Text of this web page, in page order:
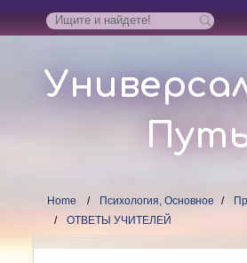
Home Психология, Основное
ОТВЕТЫ УЧИТЕЛЕЙ